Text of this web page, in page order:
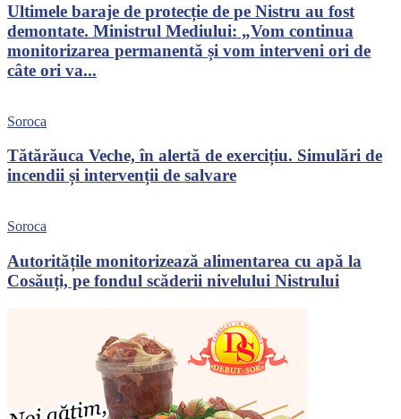
Ultimele baraje de protecție de pe Nistru au fost
demontate. Ministrul Mediului: „Vom continua
monitorizarea permanentă și vom interveni ori de
câte ori va...
Soroca
Tătărăuca Veche, în alertă de exercițiu. Simulări de
incendii și intervenții de salvare
Soroca
Autoritățile monitorizează alimentarea cu apă la
Cosăuți, pe fondul scăderii nivelului Nistrului